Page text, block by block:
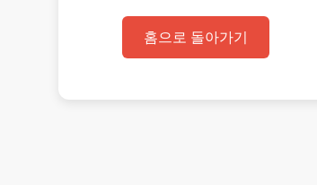
홈으로 돌아가기